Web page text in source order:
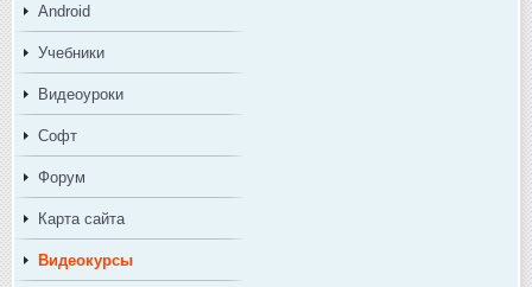
Android
Учебники
Видеоуроки
Софт
Форум
Карта сайта
Видеокурсы